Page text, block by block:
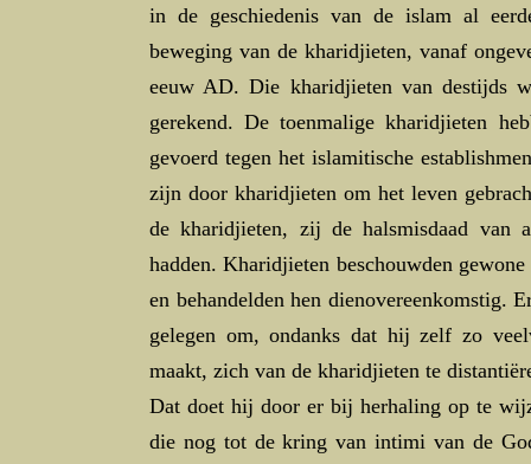
in de geschiedenis van de islam al
beweging van de kharidjieten, vanaf
eeuw AD. Die kharidjieten van destijds
gerekend. De toenmalige kharidjieten
gevoerd tegen het islamitische
zijn door kharidjieten om het leven
de kharidjieten, zij de halsmisdaad van
hadden. Kharidjieten beschouwden
en behandelden hen dienovereenkomstig.
gelegen om, ondanks dat hij zelf zo
maakt, zich van de kharidjieten te
Dat doet hij door er bij herhaling op te
die nog tot de kring van intimi van de